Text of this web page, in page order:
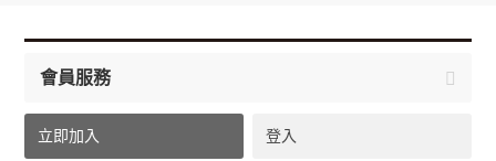
會員服務
立即加入 登入